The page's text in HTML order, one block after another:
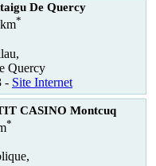
De Quercy
*
Quercy
- Site Internet
CASINO Montcuq
*